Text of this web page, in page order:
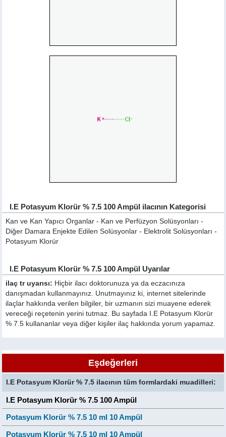
I.E Potasyum Klorür % 7.5 100 Ampül ilacının Kategorisi
Kan ve Kan Yapıcı Organlar - Kan ve Perfüzyon Solüsyonları -
Diğer Damara Enjekte Edilen Solüsyonlar - Elektrolit Solüsyonları -
Potasyum Klorür
I.E Potasyum Klorür % 7.5 100 Ampül Uyarılar
ilaç tr uyarısı: Hiçbir ilacı doktorunuza ya da eczacınıza
danışmadan kullanmayınız. Unutmayınız ki, internet sitelerinde
ilaçlar hakkında verilen bilgiler, bir uzmanın sizi muayene ederek
vereceği reçetenin yerini tutmaz. Bu sayfada I.E Potasyum Klorür
% 7.5 kullananlar veya diğer kişiler ilaç hakkında yorum yapamaz.
Eşdeğerleri
I.E Potasyum Klorür % 7.5 ilacının tüm formlardaki muadilleri:
I.E Potasyum Klorür % 7.5 100 Ampül
Potasyum Klorür % 7.5 10 ml 10 Ampül
Potasyum Klorür % 7.5 10 ml 10 Ampül